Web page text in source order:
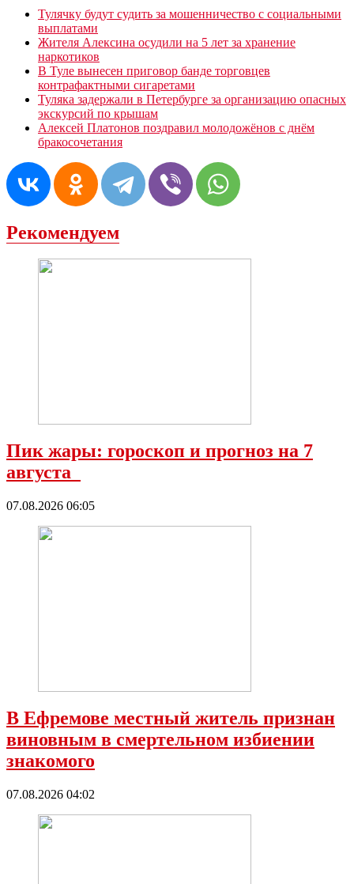
Тулячку будут судить за мошенничество с социальными
выплатами
Жителя Алексина осудили на 5 лет за хранение
наркотиков
В Туле вынесен приговор банде торговцев
контрафактными сигаретами
Туляка задержали в Петербурге за организацию опасных
экскурсий по крышам
Алексей Платонов поздравил молодожёнов с днём
бракосочетания
Рекомендуем
Пик жары: гороскоп и прогноз на 7
августа
07.08.2026 06:05
В Ефремове местный житель признан
виновным в смертельном избиении
знакомого
07.08.2026 04:02